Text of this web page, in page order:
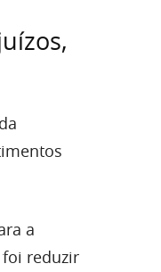
a
reduzir